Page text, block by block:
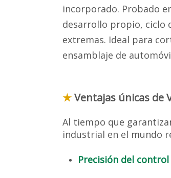
incorporado. Probado
desarrollo propio, ciclo
extremas. Ideal para
ensamblaje de
★Ventajas únicas de
Al tiempo que
industrial en el mundo
Precisión del